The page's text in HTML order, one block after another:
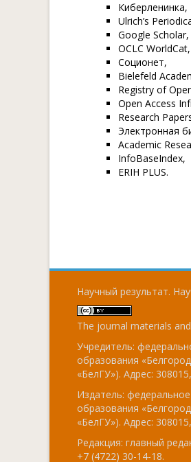
Киберленинка,
Ulrich’s
Google Scholar,
OCLC WorldCat,
Соционет,
Bielefeld
Registry of
Open Access
Research
Электронная
Academic
InfoBaseIndex,
​ERIH PLUS.
Научный результат.
The journal materials
Учредитель:
образования
«БелГУ»). Адрес:
Издатель:
образования
«БелГУ»). Адрес:
Редакция: главный
+7 (4722) 30-14-18.